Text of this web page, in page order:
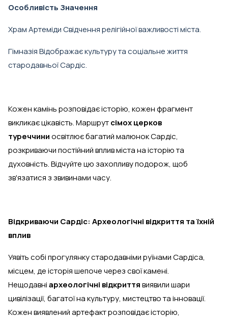
Особливість Значення
Храм Артеміди Свідчення релігійної важливості міста.
Гімназія Відображає культуру та соціальне життя
стародавньої Сардіс.
Кожен камінь розповідає історію, кожен фрагмент
викликає цікавість. Маршрутсімох церков
туреччиниосвітлює багатий малюнок Сардіс,
розкриваючи постійний вплив міста на історію та
духовність. Відчуйте цю захопливу подорож, щоб
зв'язатися з звивинами часу.
Відкриваючи Сардіс: Археологічні відкриття та їхній
вплив
Уявіть собі прогулянку стародавніми руїнами Сардіса,
місцем, де історія шепоче через свої камені.
Нещодавніархеологічні відкриттявиявили шари
цивілізації, багатої на культуру, мистецтво та інновації.
Кожен виявлений артефакт розповідає історію,